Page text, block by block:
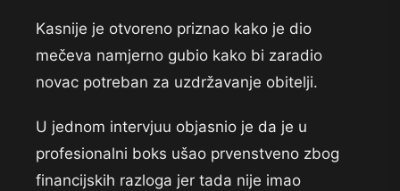
Kasnije je otvoreno priznao kako je dio
mečeva namjerno gubio kako bi zaradio
novac potreban za uzdržavanje obitelji.
U jednom intervjuu objasnio je da je u
profesionalni boks ušao prvenstveno zbog
financijskih razloga jer tada nije imao